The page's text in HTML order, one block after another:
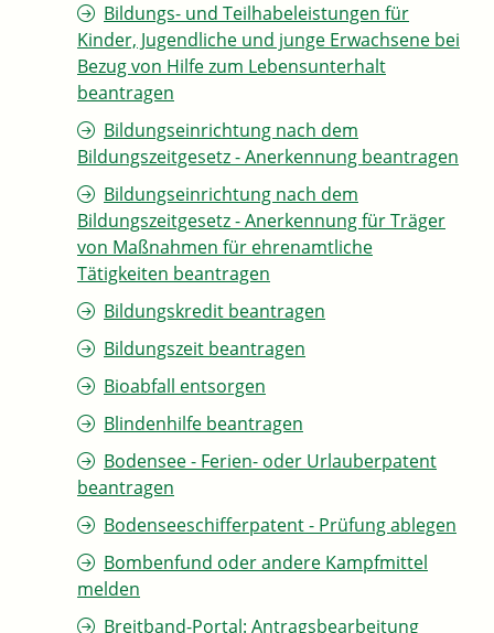
Bildungs- und Teilhabeleistungen für
Kinder, Jugendliche und junge Erwachsene bei
Bezug von Hilfe zum Lebensunterhalt
beantragen
Bildungseinrichtung nach dem
Bildungszeitgesetz - Anerkennung beantragen
Bildungseinrichtung nach dem
Bildungszeitgesetz - Anerkennung für Träger
von Maßnahmen für ehrenamtliche
Tätigkeiten beantragen
Bildungskredit beantragen
Bildungszeit beantragen
Bioabfall entsorgen
Blindenhilfe beantragen
Bodensee - Ferien- oder Urlauberpatent
beantragen
Bodenseeschifferpatent - Prüfung ablegen
Bombenfund oder andere Kampfmittel
melden
Breitband-Portal: Antragsbearbeitung